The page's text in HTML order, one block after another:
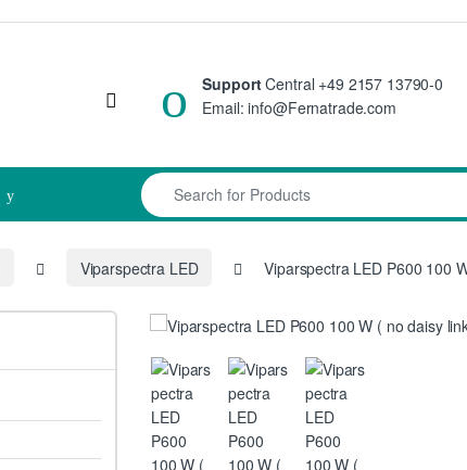
Open
SupportCentral +49 2157 13790-0
Email: info@Fernatrade.com
Search for:
Viparspectra LED Viparspectra LED P600 100